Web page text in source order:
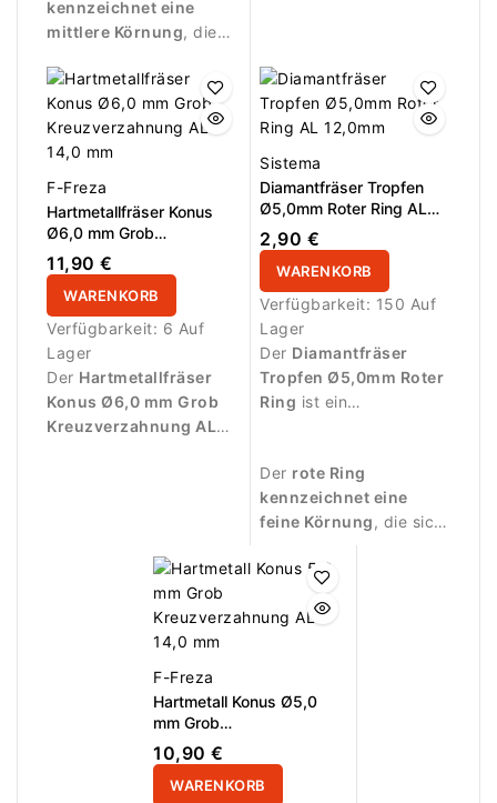
Nagel.
kennzeichnet eine
mittlere Körnung, die
kontrollierte
Bearbeitung eignet.
Abtragen von Gel, Acryl
und Polygel. Effiziente
Spanabfuhr, reduzierte
Hitzeentwicklung und
ruhiger Lauf – perfekt
für den intensiven
Studioeinsatz.
F-Freza
Hartmetallfräser Konus
Ø6,0 mm Grob
Kreuzverzahnung AL 14,0
mm
11,90 €
WARENKORB
Verfügbarkeit: 6 Auf
Lager
Der Hartmetallfräser
Konus Ø6,0 mm Grob
Kreuzverzahnung AL
Kreuzverzahnung sorgt
Abtragsleistung und
kontrolliertes Arbeiten.
Die Konusform
ermöglicht präzise
Bearbeitung größerer
Flächen sowie Arbeiten
entlang der Nagelplatte
und im Bereich der
Sistema
Diamantfräser Tropfen
Ø5,0mm Roter Ring AL
12,0mm
2,90 €
WARENKORB
Verfügbarkeit: 150 Auf
Lager
Der Diamantfräser
Tropfen Ø5,0mm Roter
Ring ist ein
Arbeiten rund um den
Nagel.
Der rote Ring
kennzeichnet eine
feine Körnung, die sich
besonders für sanfte
Bearbeitung eignet.
F-Freza
Hartmetall Konus Ø5,0
mm Grob
Kreuzverzahnung AL 14,0
mm
10,90 €
WARENKORB